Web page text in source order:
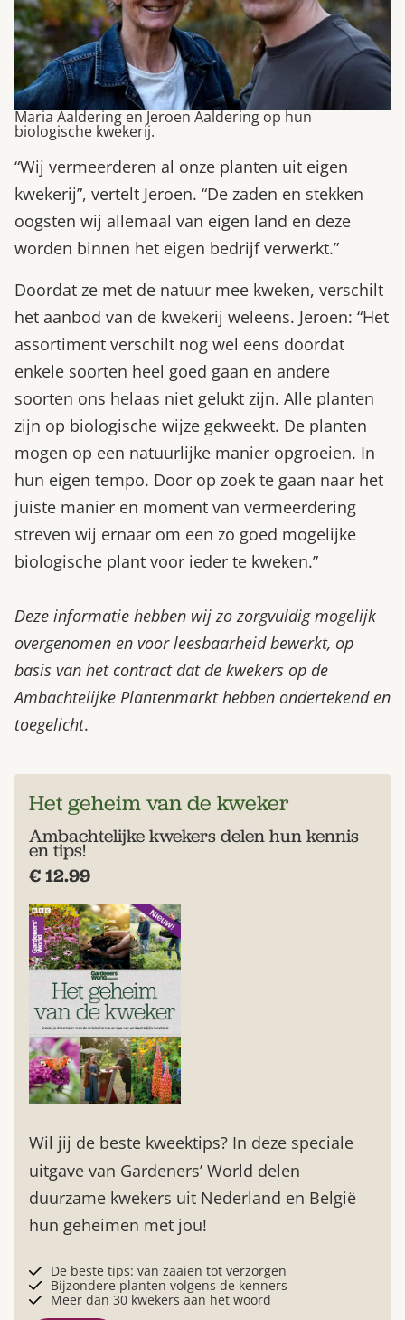
Maria Aaldering en Jeroen Aaldering op hun
biologische kwekerij.
“Wij vermeerderen al onze planten uit eigen
kwekerij”, vertelt Jeroen. “De zaden en stekken
oogsten wij allemaal van eigen land en deze
worden binnen het eigen bedrijf verwerkt.”
Doordat ze met de natuur mee kweken, verschilt
het aanbod van de kwekerij weleens. Jeroen: “Het
assortiment verschilt nog wel eens doordat
enkele soorten heel goed gaan en andere
soorten ons helaas niet gelukt zijn. Alle planten
zijn op biologische wijze gekweekt. De planten
mogen op een natuurlijke manier opgroeien. In
hun eigen tempo. Door op zoek te gaan naar het
juiste manier en moment van vermeerdering
streven wij ernaar om een zo goed mogelijke
biologische plant voor ieder te kweken.”
Deze informatie hebben wij zo zorgvuldig mogelijk
overgenomen en voor leesbaarheid bewerkt, op
basis van het contract dat de kwekers op de
Ambachtelijke Plantenmarkt hebben ondertekend en
toegelicht.
Het geheim van de kweker
Ambachtelijke kwekers delen hun kennis
en tips!
€ 12.99
Wil jij de beste kweektips? In deze speciale
uitgave van Gardeners’ World delen
duurzame kwekers uit Nederland en België
hun geheimen met jou!
De beste tips: van zaaien tot verzorgen
Bijzondere planten volgens de kenners
Meer dan 30 kwekers aan het woord